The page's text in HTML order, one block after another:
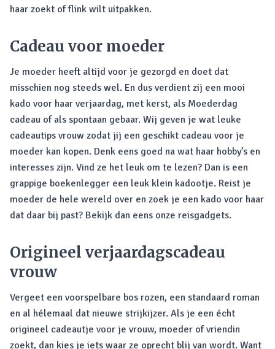
haar zoekt of flink wilt uitpakken.
Cadeau voor moeder
Je moeder heeft altijd voor je gezorgd en doet dat
misschien nog steeds wel. En dus verdient zij een mooi
kado voor haar verjaardag, met kerst, als Moederdag
cadeau of als spontaan gebaar. Wij geven je wat leuke
cadeautips vrouw zodat jij een geschikt cadeau voor je
moeder kan kopen. Denk eens goed na wat haar hobby’s en
interesses zijn. Vind ze het leuk om te lezen? Dan is een
grappige boekenlegger een leuk klein kadootje. Reist je
moeder de hele wereld over en zoek je een kado voor haar
dat daar bij past? Bekijk dan eens onze reisgadgets.
Origineel verjaardagscadeau
vrouw
Vergeet een voorspelbare bos rozen, een standaard roman
en al hélemaal dat nieuwe strijkijzer. Als je een écht
origineel cadeautje voor je vrouw, moeder of vriendin
zoekt, dan kies je iets waar ze oprecht blij van wordt. Want